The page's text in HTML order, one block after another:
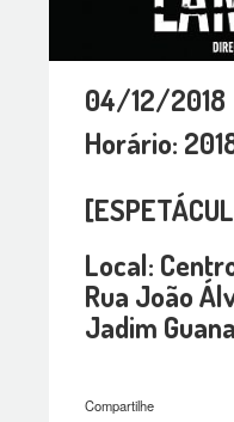
04/12/2018
Horário:
Local:
Rua João
Jadim
Compartilhe